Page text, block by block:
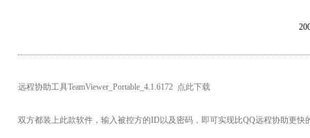
远程协助工具TeamViewer_Portable_4.1.6172 点此下载
双方都装上此款软件，输入被控方的ID以及密码，即可实现比QQ远程协助更